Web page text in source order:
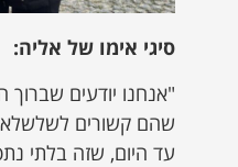
סיגי אימו של אליה:
"אנחנו יודעים שברוך
שהם קשורים
עד היום, שזה בלתי